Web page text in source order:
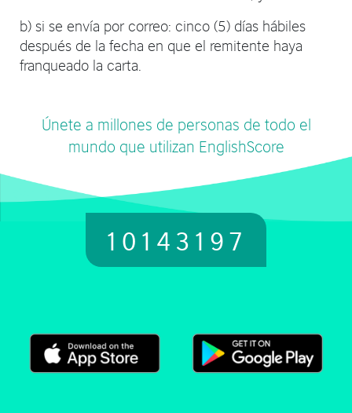
b) si se envía por correo: cinco (5) días hábiles
después de la fecha en que el remitente haya
franqueado la carta.
Únete a millones de personas de todo el
mundo que utilizan EnglishScore
10143197